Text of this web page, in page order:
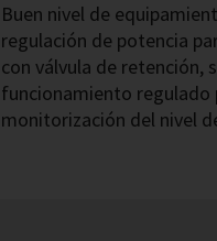
Buen nivel de
regulación de potencia
con válvula de retención,
funcionamiento
monitorización del nivel